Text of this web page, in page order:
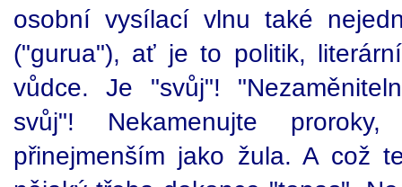
osobní vysílací vlnu také
("gurua"), ať je to politik,
vůdce. Je "svůj"!
svůj"! Nekamenujte
přinejmenším jako žula. A což